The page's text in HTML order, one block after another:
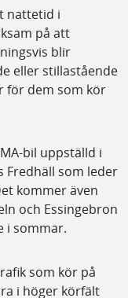
nattetid i
på att
blir
eller stillastående
för dem som kör
bil uppställd i
Fredhäll som leder
kommer även
och Essingebron
i sommar.
som kör på
i höger körfält